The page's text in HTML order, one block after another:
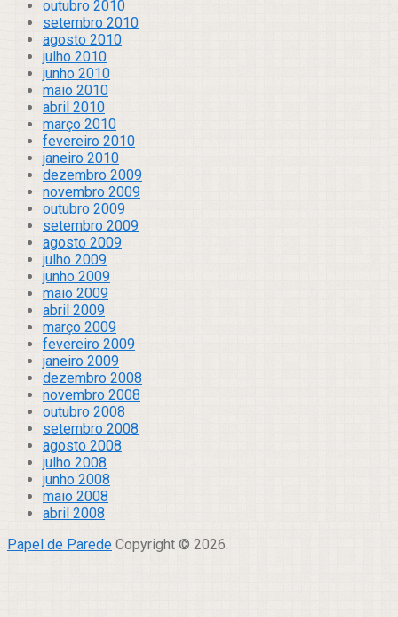
outubro 2010
setembro 2010
agosto 2010
julho 2010
junho 2010
maio 2010
abril 2010
março 2010
fevereiro 2010
janeiro 2010
dezembro 2009
novembro 2009
outubro 2009
setembro 2009
agosto 2009
julho 2009
junho 2009
maio 2009
abril 2009
março 2009
fevereiro 2009
janeiro 2009
dezembro 2008
novembro 2008
outubro 2008
setembro 2008
agosto 2008
julho 2008
junho 2008
maio 2008
abril 2008
Papel de Parede Copyright © 2026.